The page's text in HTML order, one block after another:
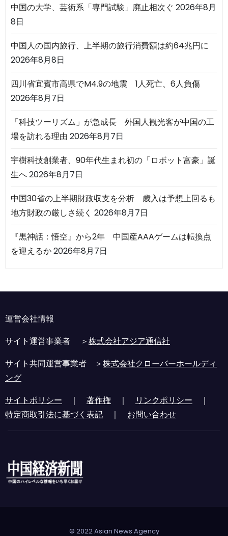
中国の大学、芸術系「専門試験」廃止相次ぐ 2026年8月
8日
中国人の国内旅行、上半期の旅行消費額は約64兆円に
2026年8月8日
四川省宜賓市高県でM4.9の地震 1人死亡、6人負傷
2026年8月7日
「科技ツーリズム」が急成長 外国人観光客が中国の工
場を訪れる理由 2026年8月7日
宇樹科技創業者、90年代生まれ初の「ロボット富豪」誕
生へ2026年8月7日
中国30省の上半期財政収支を分析 歳入は予想上回るも
地方財政の厳しさ続く 2026年8月7日
『黒神話：悟空』から2年 中国産AAAゲームは転換点
を迎えるか2026年8月7日
運営会社情報
サイト運営事業者 ＞株式会社アジア通信社
サイト共同運営事業者 ＞株式会社クローバーホールディ
ング
サイトポリシー ｜ 著作権 ｜ リンクポリシー ｜
特定商取引法に基づく表記 ｜ お問い合わせ
© 2022 Asian News Agency